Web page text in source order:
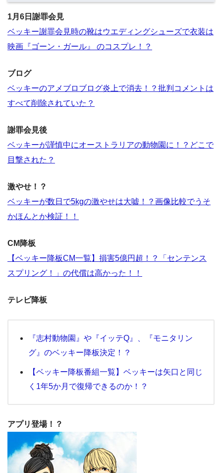
1月6日謝罪会見
ベッキー謝罪会見時の靴はウエディングシューズで衣装は
映画『ゴーン・ガール』 のコスプレ！？
ブログ
ベッキーのアメブロブログ炎上で消去！？批判コメントは
すべて削除されていた？
謝罪会見後
ベッキーが謹慎中にオーストラリアの動物園に！？どこで
目撃された？
激やせ！？
ベッキーが数日で5kgの激やせは大嘘！？画像比較でうそ
かほんとか検証！！
CM降板
【ベッキー降板CM一覧】損害5億円超！？「センテンス
スプリング！」の代償は高かった！！
テレビ降板
『志村動物園』や『イッテQ』、『モニタリン
グ』のベッキー降板決定！？
【ベッキー降板番組一覧】ベッキーは矢口と同じ
く1年5か月で復帰できるのか！？
アプリ登場！？